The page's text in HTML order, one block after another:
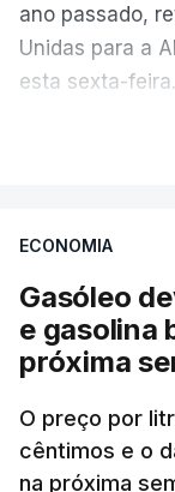
ano passado,
Unidas para a
esta sexta-feira.
com ondas
Ucrânia e
custos das
O índice, que
de um cabaz
131,1 pontos
ECONOMIA
Gasóleo
e gasolina
próxima
O preço por
cêntimos e o
na próxima